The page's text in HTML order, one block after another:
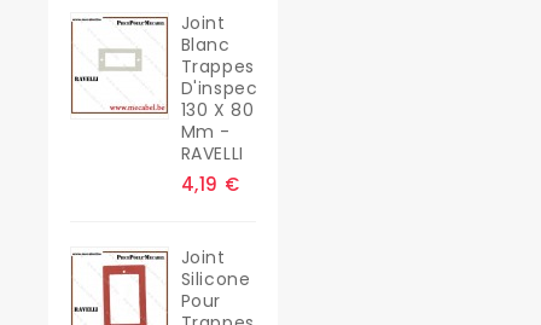
Joint
Blanc
Trappes
D'inspection
130 X 80
Mm -
RAVELLI
4,19 €
Joint
Silicone
Pour